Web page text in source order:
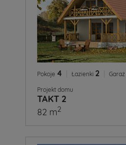
Pokoje 4 Łazienki 2 Garaż
Projekt domu
TAKT 2
82 m2